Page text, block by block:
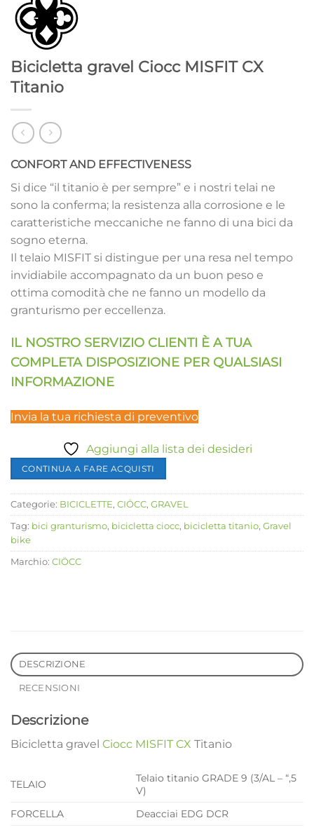
Bicicletta gravel Ciocc MISFIT CX
Titanio
CONFORT AND EFFECTIVENESS
Si dice “il titanio è per sempre” e i nostri telai ne
sono la conferma; la resistenza alla corrosione e le
caratteristiche meccaniche ne fanno di una bici da
sogno eterna.
Il telaio MISFIT si distingue per una resa nel tempo
invidiabile accompagnato da un buon peso e
ottima comodità che ne fanno un modello da
granturismo per eccellenza.
IL NOSTRO SERVIZIO CLIENTI È A TUA
COMPLETA DISPOSIZIONE PER QUALSIASI
INFORMAZIONE
Invia la tua richiesta di preventivo
Aggiungi alla lista dei desideri
CONTINUA A FARE ACQUISTI
Categorie: BICICLETTE, CIÖCC, GRAVEL
Tag: bici granturismo, bicicletta ciocc, bicicletta titanio, Gravel
bike
Marchio: CIÖCC
DESCRIZIONE
RECENSIONI
Descrizione
Bicicletta gravel Ciocc MISFIT CX Titanio
TELAIO
Telaio titanio GRADE 9 (3/AL – “,5
V)
FORCELLA
Deacciai EDG DCR